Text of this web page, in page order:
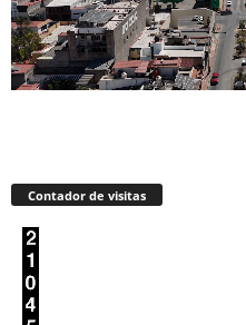
Contador de visitas